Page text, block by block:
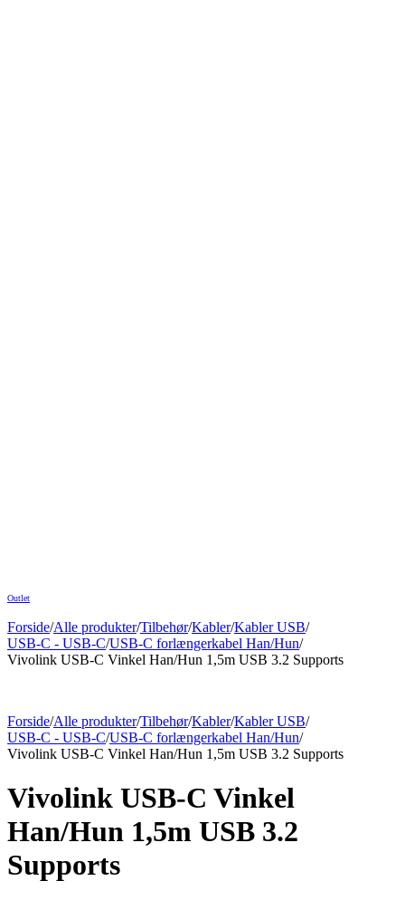
Outlet
Forside/Alle produkter/Tilbehør/Kabler/Kabler USB/
USB-C - USB-C/USB-C forlængerkabel Han/Hun/
Vivolink USB-C Vinkel Han/Hun 1,5m USB 3.2 Supports
Forside/Alle produkter/Tilbehør/Kabler/Kabler USB/
USB-C - USB-C/USB-C forlængerkabel Han/Hun/
Vivolink USB-C Vinkel Han/Hun 1,5m USB 3.2 Supports
Vivolink USB-C Vinkel
Han/Hun 1,5m USB 3.2
Supports